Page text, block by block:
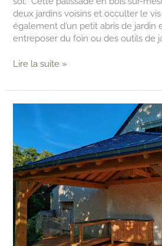
deux jardins voisins et occulter le
également d’un petit abris de jardin
entreposer du foin ou des outils de
Lire la suite »
cuisine
extérieure